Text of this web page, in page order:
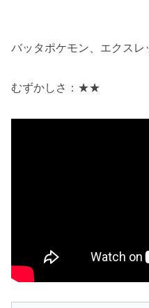
バッタポケモン、エクスレ
むずかしさ：★★